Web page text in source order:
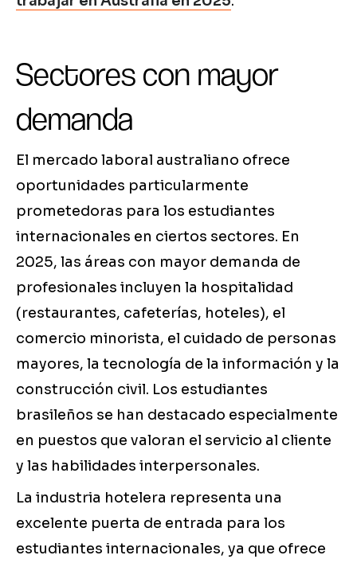
Sectores con mayor
demanda
El mercado laboral australiano ofrece
oportunidades particularmente
prometedoras para los estudiantes
internacionales en ciertos sectores. En
2025, las áreas con mayor demanda de
profesionales incluyen la hospitalidad
(restaurantes, cafeterías, hoteles), el
comercio minorista, el cuidado de personas
mayores, la tecnología de la información y la
construcción civil. Los estudiantes
brasileños se han destacado especialmente
en puestos que valoran el servicio al cliente
y las habilidades interpersonales.
La industria hotelera representa una
excelente puerta de entrada para los
estudiantes internacionales, ya que ofrece